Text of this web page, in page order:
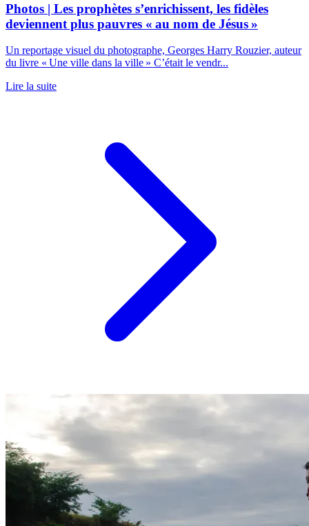
Photos | Les prophètes s’enrichissent, les fidèles
deviennent plus pauvres « au nom de Jésus »
Un reportage visuel du photographe, Georges Harry Rouzier, auteur
du livre « Une ville dans la ville » C’était le ‎vendr...
Lire la suite